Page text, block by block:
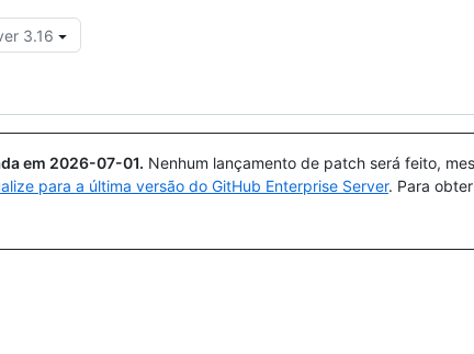
3.16
em 2026-07-01. Nenhum lançamento de patch será feito,
para a última versão do GitHub Enterprise Server. Para